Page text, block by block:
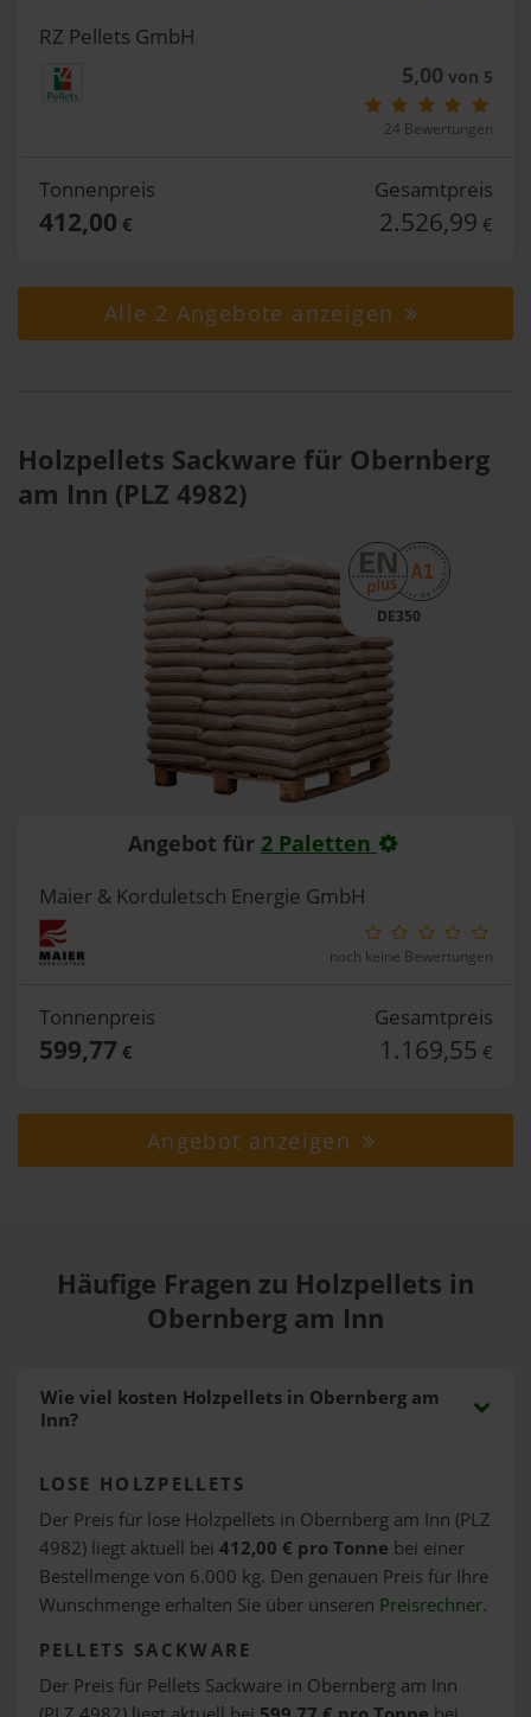
RZ Pellets GmbH
5,00 von 5
24 Bewertungen
Tonnenpreis
412,00 €
Gesamtpreis
2.526,99 €
Alle 2 Angebote anzeigen
Holzpellets Sackware für Obernberg
am Inn (PLZ 4982)
DE350
Angebot für 2 Paletten
Maier & Korduletsch Energie GmbH
noch keine Bewertungen
Tonnenpreis
599,77 €
Gesamtpreis
1.169,55 €
Angebot anzeigen
Häufige Fragen zu Holzpellets in
Obernberg am Inn
Wie viel kosten Holzpellets in Obernberg am
Inn?
LOSE HOLZPELLETS
Der Preis für lose Holzpellets in Obernberg am Inn (PLZ
4982) liegt aktuell bei 412,00 € pro Tonne bei einer
Bestellmenge von 6.000 kg. Den genauen Preis für Ihre
Wunschmenge erhalten Sie über unseren Preisrechner.
PELLETS SACKWARE
Der Preis für Pellets Sackware in Obernberg am Inn